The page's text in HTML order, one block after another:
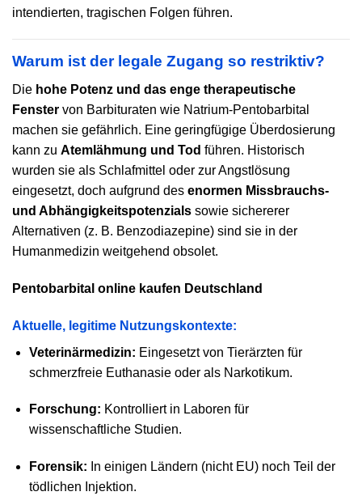
intendierten, tragischen Folgen führen.
Warum ist der legale Zugang so restriktiv?
Die hohe Potenz und das enge therapeutische
Fenster von Barbituraten wie Natrium-Pentobarbital
machen sie gefährlich. Eine geringfügige Überdosierung
kann zu Atemlähmung und Tod führen. Historisch
wurden sie als Schlafmittel oder zur Angstlösung
eingesetzt, doch aufgrund des enormen Missbrauchs-
und Abhängigkeitspotenzials sowie sichererer
Alternativen (z. B. Benzodiazepine) sind sie in der
Humanmedizin weitgehend obsolet.
Pentobarbital online kaufen Deutschland
Aktuelle, legitime Nutzungskontexte:
Veterinärmedizin: Eingesetzt von Tierärzten für
schmerzfreie Euthanasie oder als Narkotikum.
Forschung: Kontrolliert in Laboren für
wissenschaftliche Studien.
Forensik: In einigen Ländern (nicht EU) noch Teil der
tödlichen Injektion.